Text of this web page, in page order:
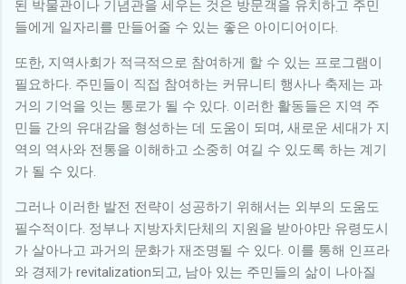
된 박물관이나 기념관을 세우는 것은 방문객을 유치하고 주민
들에게 일자리를 만들어줄 수 있는 좋은 아이디어이다.
또한, 지역사회가 적극적으로 참여하게 할 수 있는 프로그램이
필요하다. 주민들이 직접 참여하는 커뮤니티 행사나 축제는 과
거의 기억을 잇는 통로가 될 수 있다. 이러한 활동들은 지역 주
민들 간의 유대감을 형성하는 데 도움이 되며, 새로운 세대가 지
역의 역사와 전통을 이해하고 소중히 여길 수 있도록 하는 계기
가 될 수 있다.
그러나 이러한 발전 전략이 성공하기 위해서는 외부의 도움도
필수적이다. 정부나 지방자치단체의 지원을 받아야만 유령도시
가 살아나고 과거의 문화가 재조명될 수 있다. 이를 통해 인프라
와 경제가 revitalization되고, 남아 있는 주민들의 삶이 나아질